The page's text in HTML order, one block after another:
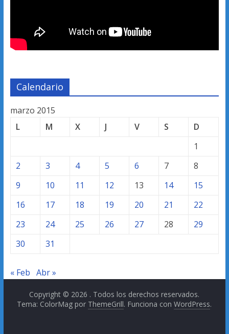
Calendario
marzo 2015
L
M X J V S
D
1
2
3 4 5 6 7
8
9
10 11 12 13 14
15
16
17 18 19 20 21
22
23
24 25 26 27 28
29
30
31
« Feb Abr »
Copyright © 2026 . Todos los derechos reservados.
Tema: ColorMag por ThemeGrill. Funciona conWordPress.